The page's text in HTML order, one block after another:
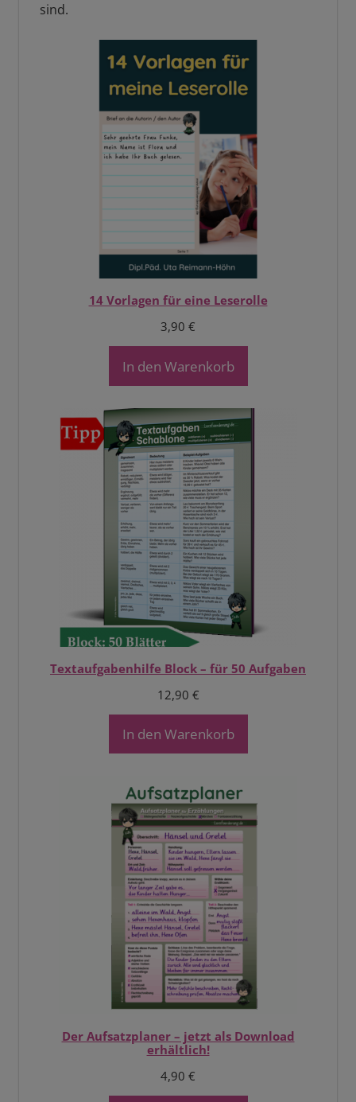
sind.
14 Vorlagen für eine Leserolle
3,90 €
In den Warenkorb
Textaufgabenhilfe Block – für 50 Aufgaben
12,90 €
In den Warenkorb
Der Aufsatzplaner – jetzt als Download
erhältlich!
4,90 €